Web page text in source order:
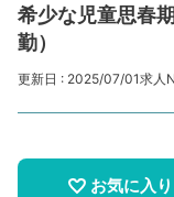
希少な児童思春
勤）
更新日 : 2025/07/01求人
お気に入り